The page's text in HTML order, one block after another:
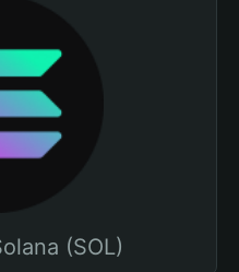
(SOL)